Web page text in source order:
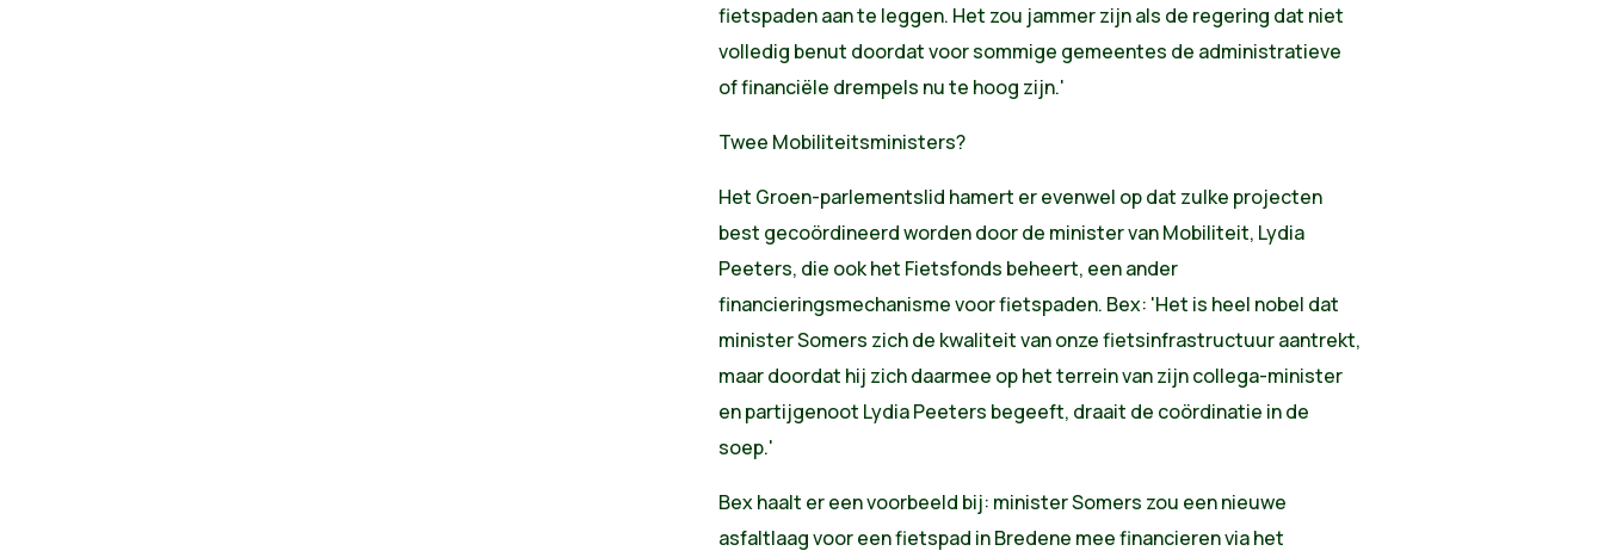
fietspaden aan te leggen. Het zou jammer zijn als de regering dat niet
volledig benut doordat voor sommige gemeentes de administratieve
of financiële drempels nu te hoog zijn.'
Twee Mobiliteitsministers?
Het Groen-parlementslid hamert er evenwel op dat zulke projecten
best gecoördineerd worden door de minister van Mobiliteit, Lydia
Peeters, die ook het Fietsfonds beheert, een ander
financieringsmechanisme voor fietspaden. Bex: 'Het is heel nobel dat
minister Somers zich de kwaliteit van onze fietsinfrastructuur aantrekt,
maar doordat hij zich daarmee op het terrein van zijn collega-minister
en partijgenoot Lydia Peeters begeeft, draait de coördinatie in de
soep.'
Bex haalt er een voorbeeld bij: minister Somers zou een nieuwe
asfaltlaag voor een fietspad in Bredene mee financieren via het